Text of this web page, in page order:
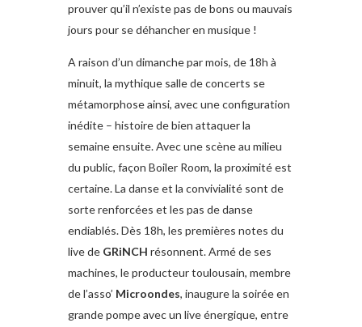
prouver qu’il n’existe pas de bons ou mauvais
jours pour se déhancher en musique !
A raison d’un dimanche par mois, de 18h à
minuit, la mythique salle de concerts se
métamorphose ainsi, avec une configuration
inédite – histoire de bien attaquer la
semaine ensuite. Avec une scène au milieu
du public, façon Boiler Room, la proximité est
certaine. La danse et la convivialité sont de
sorte renforcées et les pas de danse
endiablés. Dès 18h, les premières notes du
live de GRiNCH résonnent. Armé de ses
machines, le producteur toulousain, membre
de l’asso’ Microondes, inaugure la soirée en
grande pompe avec un live énergique, entre